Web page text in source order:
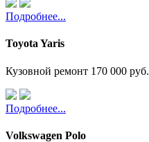
Подробнее...
Toyota Yaris
Кузовной ремонт 170 000 руб.
Подробнее...
Volkswagen Polo